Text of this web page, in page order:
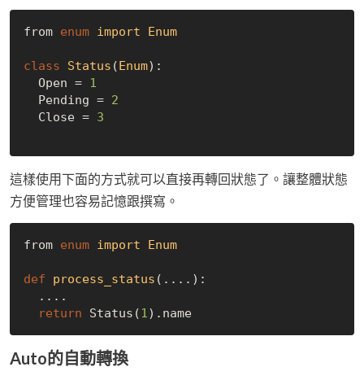
from enum import Enum
class Status (Enum):
  Open =
1
  Pending =
2
  Close =
3
這樣使用下面的方式就可以直接再轉回狀態了。讓整體狀態
方便管理也容易記憶跟撰寫。
from enum import Enum
def process_status (....):
return Status(1 ).name
Auto的自動轉換